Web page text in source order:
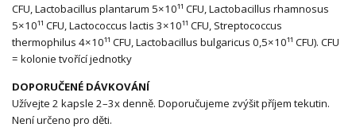
CFU, Lactobacillus plantarum 5×10¹¹ CFU, Lactobacillus rhamnosus
5×10¹¹ CFU, Lactococcus lactis 3×10¹¹ CFU, Streptococcus
thermophilus 4×10¹¹ CFU, Lactobacillus bulgaricus 0,5×10¹¹ CFU). CFU
= kolonie tvořící jednotky
DOPORUČENÉ DÁVKOVÁNÍ
Užívejte 2 kapsle 2–3x denně. Doporučujeme zvýšit příjem tekutin.
Není určeno pro děti.